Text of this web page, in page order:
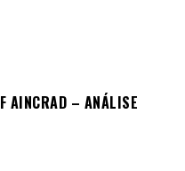
AINCRAD – ANÁLISE